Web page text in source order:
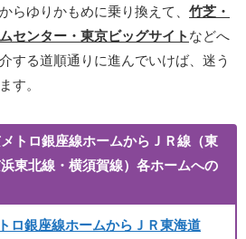
らゆりかもめに乗り換えて、 竹芝・
センター・東京ビッグサイト などへ
する道順通りに進んでいけば、迷う
す。
メトロ銀座線ホームからＪＲ線（東
東北線・横須賀線）各ホームへの
ロ銀座線ホームからＪＲ東海道